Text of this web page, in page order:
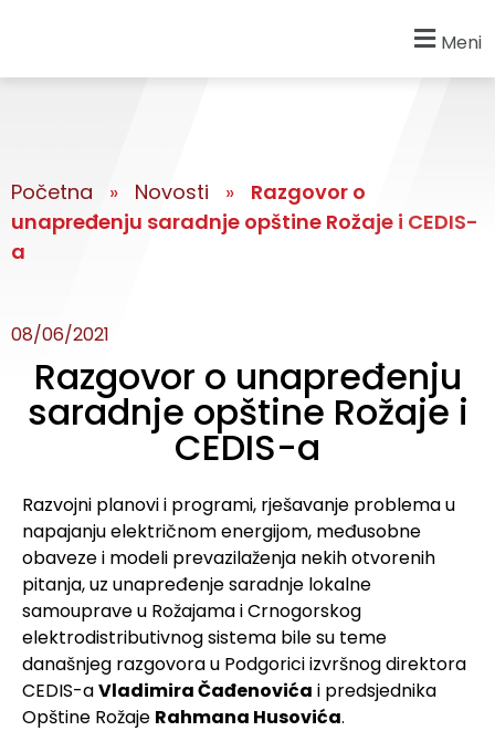
Meni
Početna » Novosti »
Razgovor o
unapređenju saradnje opštine Rožaje i CEDIS-
a
08/06/2021
Razgovor o unapređenju
saradnje opštine Rožaje i
CEDIS-a
Razvojni planovi i programi, rješavanje problema u
napajanju električnom energijom, međusobne
obaveze i modeli prevazilaženja nekih otvorenih
pitanja, uz unapređenje saradnje lokalne
samouprave u Rožajama i Crnogorskog
elektrodistributivnog sistema bile su teme
današnjeg razgovora u Podgorici izvršnog direktora
CEDIS-aVladimira Čađenovića i predsjednika
Opštine Rožaje Rahmana Husovića.